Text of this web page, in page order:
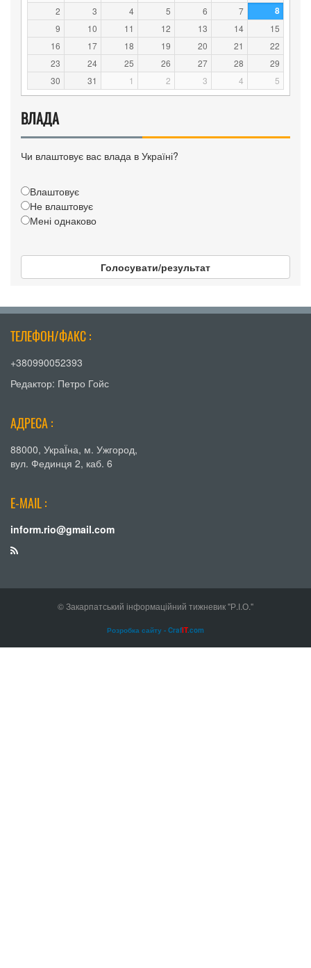
2
3 4 5 6 7 8
9 10 11 12 13 14
15
16
17 18 19 20 21
22
23
24 25 26 27 28
29
30
31 1 2 3 4 5
ВЛАДА
Чи влаштовує вас влада в Україні?
Влаштовує
Не влаштовує
Мені однаково
Голосувати/результат
ТЕЛЕФОН/ФАКС :
+380990052393
Редактор: Петро Гойс
АДРЕСА :
88000, УкраЇна, м. Ужгород,
вул. Фединця 2, каб. 6
E-MAIL :
inform.rio@gmail.com
© Закарпатський інформаційний тижневик "Р.І.О."
Розробка сайту - CrafIT.com